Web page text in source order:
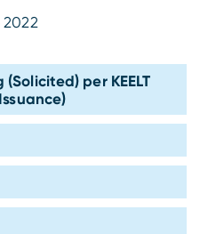
2022
per KEELT